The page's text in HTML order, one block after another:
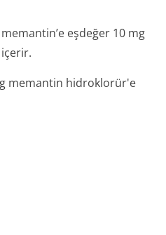
eşdeğer 10 mg
memantin hidroklorür'e